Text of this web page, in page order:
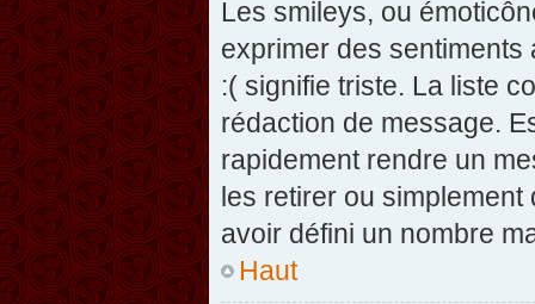
Les smileys, ou
exprimer des
:( signifie triste. La liste
rédaction de message.
rapidement rendre un
les retirer ou simplement
avoir défini un nombre
Haut